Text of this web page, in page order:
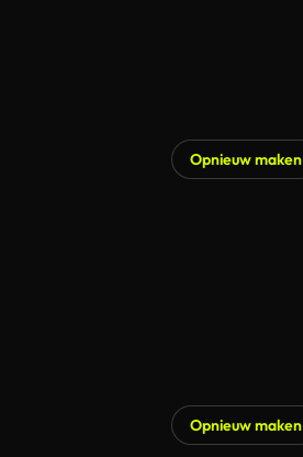
Opnieuw maken
Opnieuw maken